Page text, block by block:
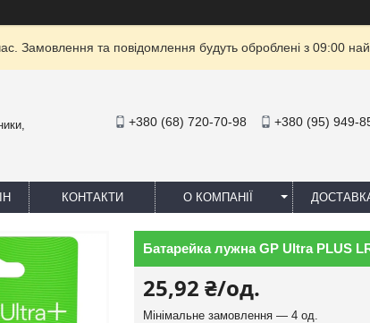
Замовлення та повідомлення будуть оброблені з 09:00
+380 (68) 720-70-98 +380 (95) 949-
КОНТАКТИ О КОМПАНІЇ
Батарейка лужна GP Ultra PLUS
25,92 ₴/од.
Мінімальне замовлення — 4 од.